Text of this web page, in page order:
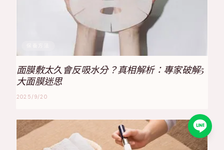
面膜敷太久會反吸水分？真相解析：專家破解5
大面膜迷思
2025/9/20